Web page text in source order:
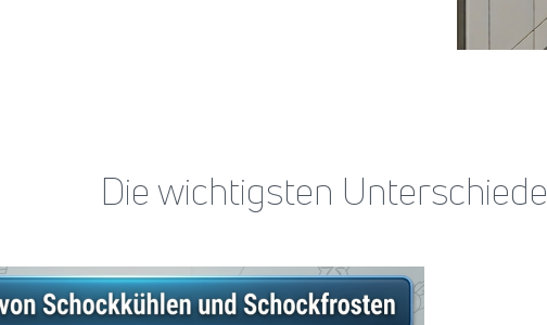
Die wichtigsten